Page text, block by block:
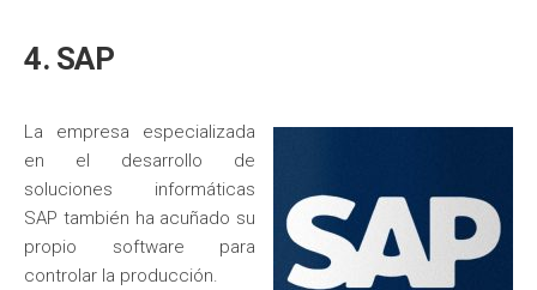
4. SAP
La empresa especializada
en el desarrollo de
soluciones informáticas
SAP también ha acuñado su
propio software para
controlar la producción.